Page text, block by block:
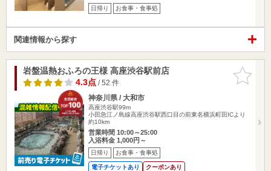
日帰り お食事・食事処
関連情報から探す
お気に入
りに追加
岩盤温熱おふろの王様 高座渋谷駅前店
4.3点/ 52 件
神奈川県 / 大和市
高座渋谷駅99m
小田急江ノ島線高座渋谷駅西口目の前東名横浜町田ICより
約10km
営業時間 10:00～25:00
入浴料金 1,000円～
日帰り お食事・食事処
電子チケットあり クーポンあり